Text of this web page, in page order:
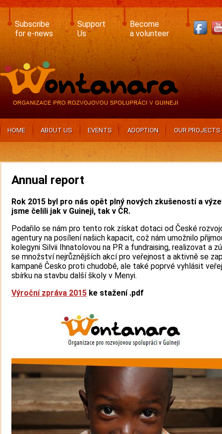
Skip
main
content
Subscribe
for e-news
Support
Us
Become
a volunteer
HOME ABOUT US EVENTS ADOPTION OUR PROJECTS
Annual report
Rok 2015 byl pro nás opět plný nových zkušeností a
jsme čelili jak v Guineji, tak v ČR.
Podařilo se nám pro tento rok získat dotaci od České
agentury na posílení našich kapacit, což nám umožnilo
kolegyni Silvii Ihnatolovou na PR a fundraising, realizovat a
se množství nejrůznějších akcí pro veřejnost a aktivně se
kampaně Česko proti chudobě, ale také poprvé vyhlásit
sbírku na stavbu další školy v Menyi.
Výroční zpráva 2015 ke stažení .pdf